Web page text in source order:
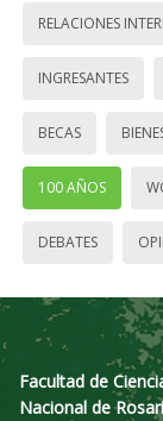
RELACIONES
INGRESANTES
BECAS
100 AÑOS
DEBATES
Facultad de
Nacional de